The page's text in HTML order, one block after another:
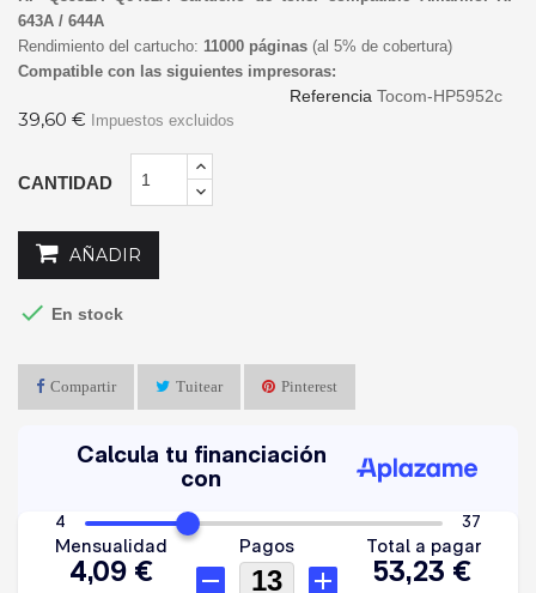
643A / 644A
Rendimiento del cartucho: 11000 páginas (al 5% de cobertura)
Compatible con las siguientes impresoras:
Referencia Tocom-HP5952c
39,60 € Impuestos excluidos
CANTIDAD
AÑADIR
 En stock
Compartir Tuitear Pinterest